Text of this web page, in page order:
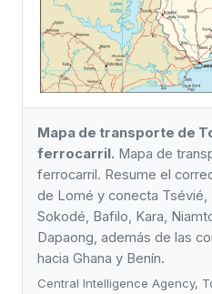
Mapa de transporte de
ferrocarril. Mapa de
ferrocarril. Resume el
de Lomé y conecta
Sokodé, Bafilo, Kara,
Dapaong, además de las
hacia Ghana y Benín.
Central Intelligence Agency,